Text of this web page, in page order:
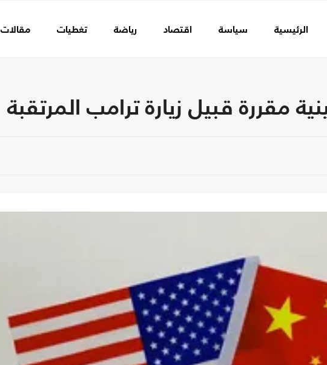
الرئيسية سياسة اقتصاد رياضة تغطيات مقالات
مقررة قبيل زيارة ترامب المرتقبة